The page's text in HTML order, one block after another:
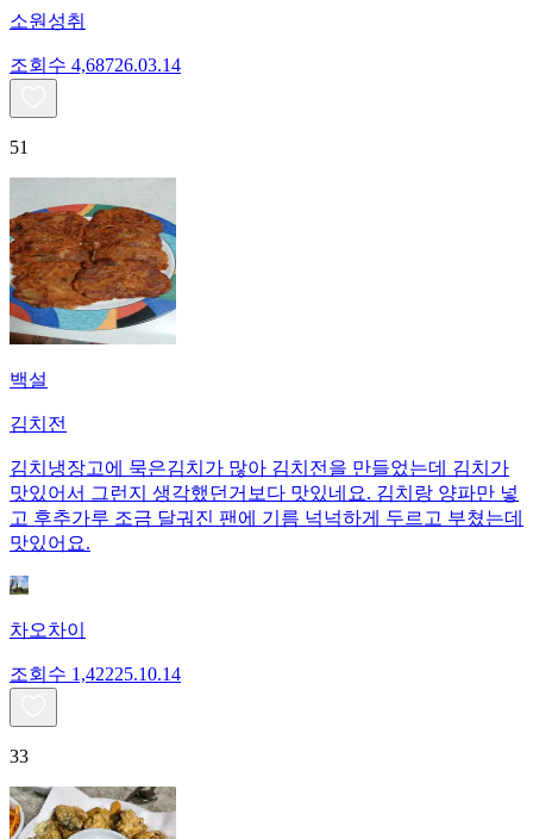
소원성취
조회수 4,68726.03.14
51
백설
김치전
김치냉장고에 묵은김치가 많아 김치전을 만들었는데 김치가
맛있어서 그런지 생각했던거보다 맛있네요. 김치랑 양파만 넣
고 후추가루 조금 달궈진 팬에 기름 넉넉하게 두르고 부쳤는데
맛있어요.
차오차이
조회수 1,42225.10.14
33